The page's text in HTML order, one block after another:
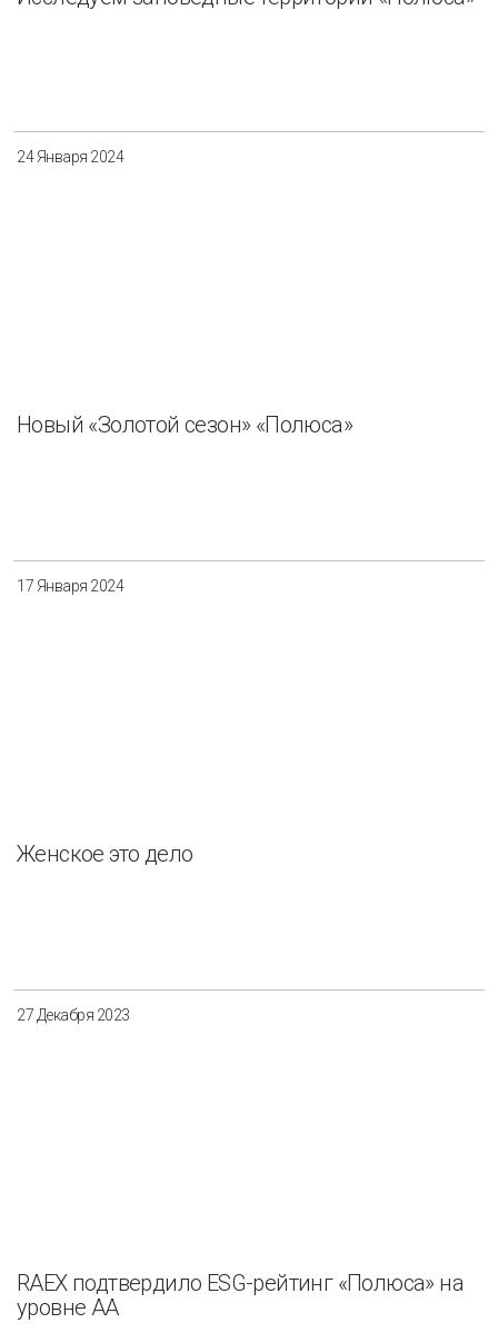
24 Января 2024
Новый «Золотой сезон» «Полюса»
17 Января 2024
Женское это дело
27 Декабря 2023
RAEX подтвердило ESG-рейтинг «Полюса» на
уровне АА